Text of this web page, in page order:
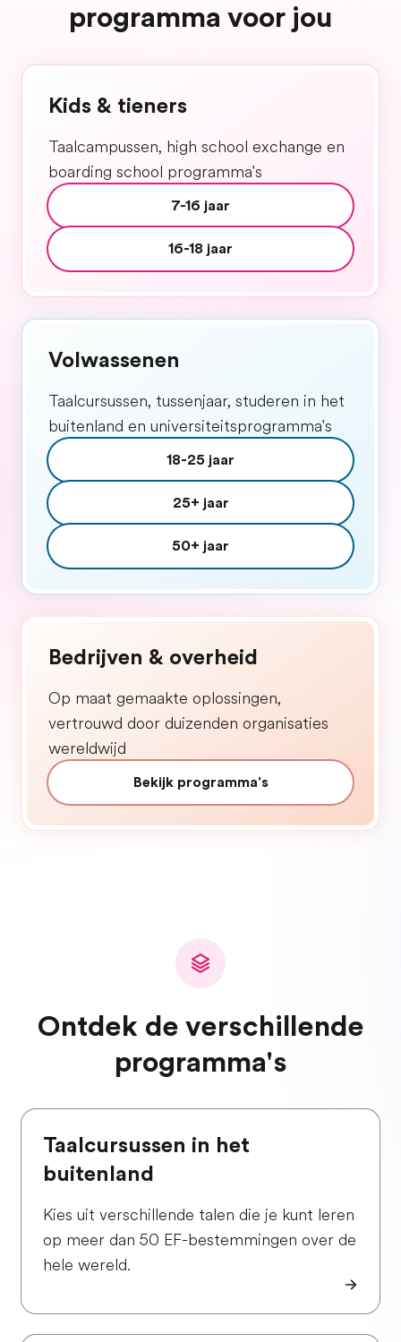
programma voor jou
Kids & tieners
Taalcampussen, high school exchange en
boarding school programma's
7-16 jaar
16-18 jaar
Volwassenen
Taalcursussen, tussenjaar, studeren in het
buitenland en universiteitsprogramma's
18-25 jaar
25+ jaar
50+ jaar
Bedrijven & overheid
Op maat gemaakte oplossingen,
vertrouwd door duizenden organisaties
wereldwijd
Bekijk programma's
Ontdek de verschillende
programma's
Taalcursussen in het
buitenland
Kies uit verschillende talen die je kunt leren
op meer dan 50 EF-bestemmingen over de
hele wereld.